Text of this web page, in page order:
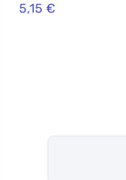
pcs) - 100%
5,15 €